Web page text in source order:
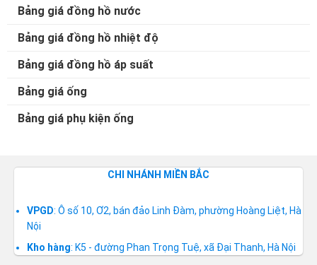
Bảng giá đồng hồ nước
Bảng giá đồng hồ nhiệt độ
Bảng giá đồng hồ áp suất
Bảng giá ống
Bảng giá phụ kiện ống
CHI NHÁNH MIỀN BẮC
VPGD: Ô số 10, Ơ2, bán đảo Linh Đàm, phường Hoàng Liệt, Hà
Nội
Kho hàng: K5 - đường Phan Trọng Tuệ, xã Đại Thanh, Hà Nội